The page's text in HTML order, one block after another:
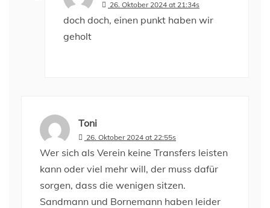
26. Oktober 2024 at 21:34s
doch doch, einen punkt haben wir
geholt
Toni
26. Oktober 2024 at 22:55s
Wer sich als Verein keine Transfers leisten
kann oder viel mehr will, der muss dafür
sorgen, dass die wenigen sitzen.
Sandmann und Bornemann haben leider